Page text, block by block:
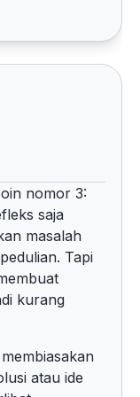
nomor 3:
saja
masalah
Tapi
kurang
atau ide